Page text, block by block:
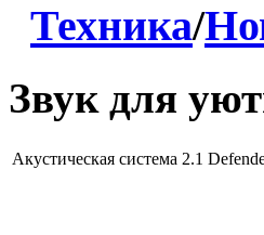
Техника/
Звук для
Акустическая система 2.1